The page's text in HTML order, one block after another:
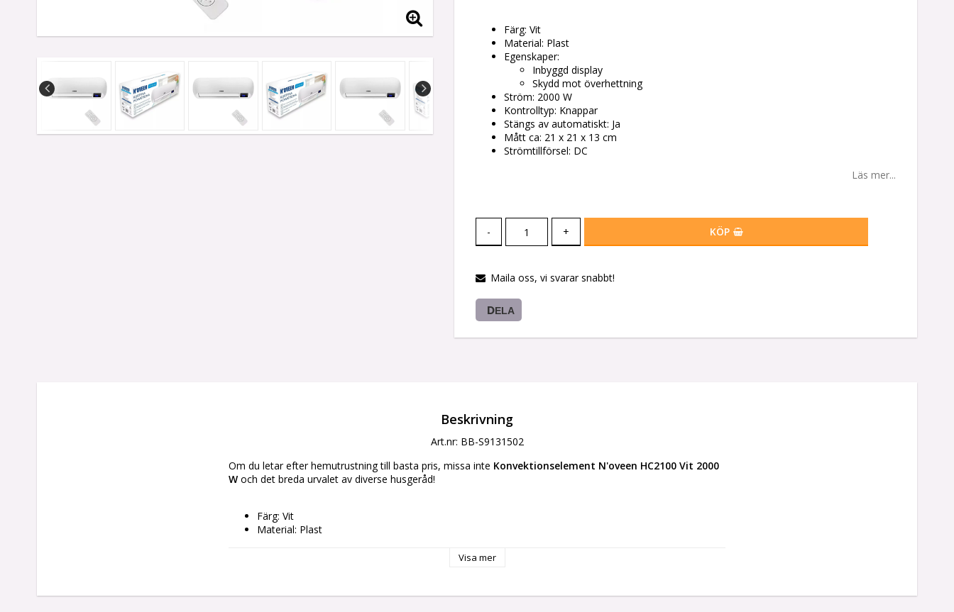
Färg: Vit
Material: Plast
Egenskaper:
Inbyggd display
Skydd mot överhettning
Ström: 2000 W
Kontrolltyp: Knappar
Stängs av automatiskt: Ja
Mått ca: 21 x 21 x 13 cm
Strömtillförsel: DC
Läs mer...
- + KÖP
Maila oss, vi svarar snabbt!
DELA
Beskrivning
Art.nr: BB-S9131502
Om du letar efter hemutrustning till basta pris, missa inte Konvektionselement N'oveen HC2100 Vit 2000
W och det breda urvalet av diverse husgeråd!
Färg: Vit
Material: Plast
Kontrolltyp: Knappar
Visa mer